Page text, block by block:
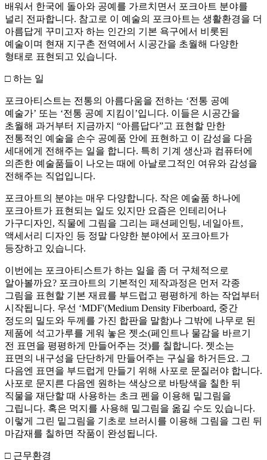
배워서 한국에 돌아와 공예를 가르치면서 포크아트 분야를
널리 전파합니다. 참고로 이 예술의 포크아트는 생활환경을 더
아름답게 꾸미고자 하는 인간의 기본 욕구에서 비롯된
예술이며 현재 지구촌 전역에서 시공간을 초월해 다양한
형태로 표현되고 있습니다.
□ 하는 일
포크아티스트는 전통의 아름다움을 전하는 ‘전통 공예
예술가’ 또는 ‘전통 공예 지킴이’입니다. 이들은 시공간을
초월해 과거부터 지금까지 “아름답다”고 표현할 만한
전통적인 예술을 손수 공예품 안에 표현하고 이 감성을 다음
세대에게 전해주는 일을 합니다. 특히 기계 생산과 컴퓨터에
의존한 예술품들이 나오는 때에 아날로그적인 여유와 감성을
전해주는 직업입니다.
포크아트의 분야는 매우 다양합니다. 작은 예술품 하나에
포크아트가 표현되는 일도 있지만 요즘은 인테리어나
가구디자인, 직물에 그림을 그리는 패션페인팅, 네일아트,
액세서리 디자인 등 정말 다양한 분야에서 포크아트가
등장하고 있습니다.
이번에는 포크아티스트가 하는 일을 좀 더 구체적으로
알아볼까요? 포크아트의 기본적인 제작과정은 먼저 각종
그림을 표현할 기본 재료를 부드럽고 평평하게 하는 작업부터
시작됩니다. 우선 ‘MDF'(Medium Density Fiberboard, 중간
정도의 밀도와 두께를 가진 합판을 말함)나 그밖에 나무로 된
제품에 석고가루를 게워 놓은 젯소(페인트나 물감을 바르기
전 표면을 평평하게 만들어주는 것)를 칠합니다. 젯소는
표면의 내구성을 단단하게 만들어주는 구실을 하거든요. 그
다음엔 표면을 부드럽게 만들기 위해 사포로 문질러야 합니다.
사포로 문지른 다음엔 원하는 색상으로 바탕색을 칠한 뒤
직물을 재단할 때 사용하는 초크 펜을 이용해 밑그림을
그립니다. 혹은 먹지를 사용해 밑그림을 옮길 수도 있습니다.
이렇게 그린 밑그림을 기초로 브러시를 이용해 그림을 그린 뒤
마감재를 칠하면 작품이 완성됩니다.
□ 근무환경